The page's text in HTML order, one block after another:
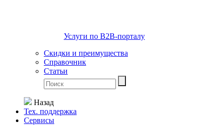
Услуги по В2В-порталу
Скидки и преимущества
Справочник
Статьи
Назад
Тех. поддержка
Сервисы